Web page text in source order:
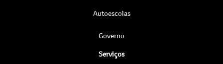
Autoescolas
Governo
Serviços